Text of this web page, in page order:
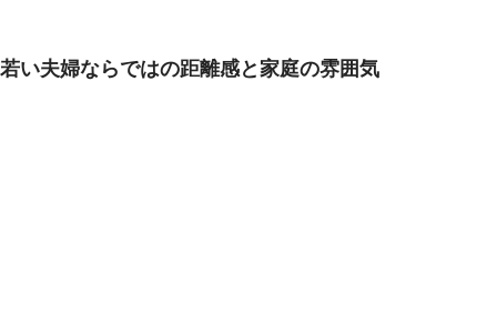
若い夫婦ならではの距離感と家庭の雰囲気